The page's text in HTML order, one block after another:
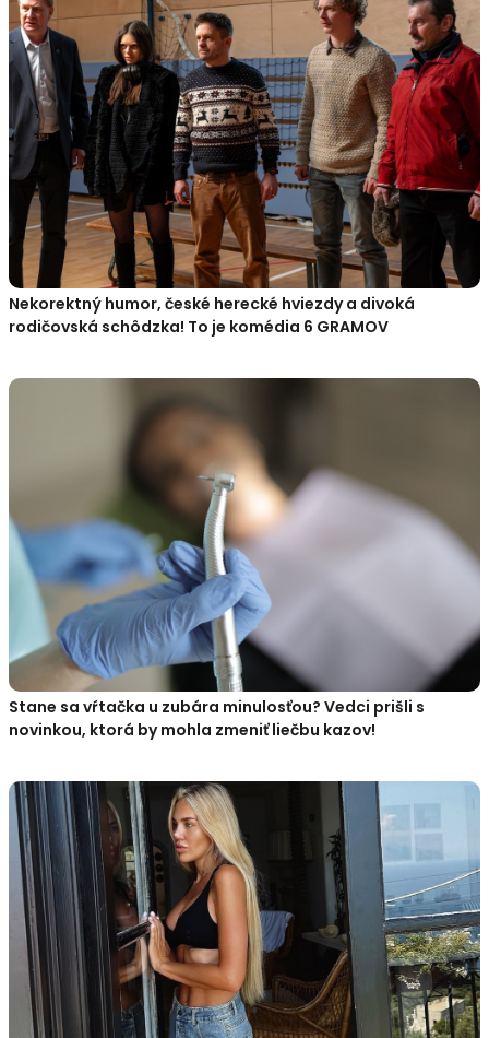
Nekorektný humor, české herecké hviezdy a divoká
rodičovská schôdzka! To je komédia 6 GRAMOV
Stane sa vŕtačka u zubára minulosťou? Vedci prišli s
novinkou, ktorá by mohla zmeniť liečbu kazov!